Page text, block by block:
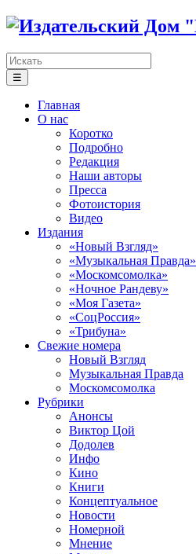
☰
Главная
О нас
Коротко
Подробно
Редакция
Наши авторы
Пресса
Фотоистория
Видео
Издания
«Новый Взгляд»
«Музыкальная Правда»
«Москомсомолка»
«Ночное Рандеву»
«Моя Газета»
«СоцРоссия»
«Трибуна»
Свежие номера
Новый Взгляд
Музыкальная Правда
Москомсомолка
Рубрики
Анонсы
Виктор Цой
Додолев
Инфо
Кино
Книги
Концептуальное
Новости
Номерной
Мнение